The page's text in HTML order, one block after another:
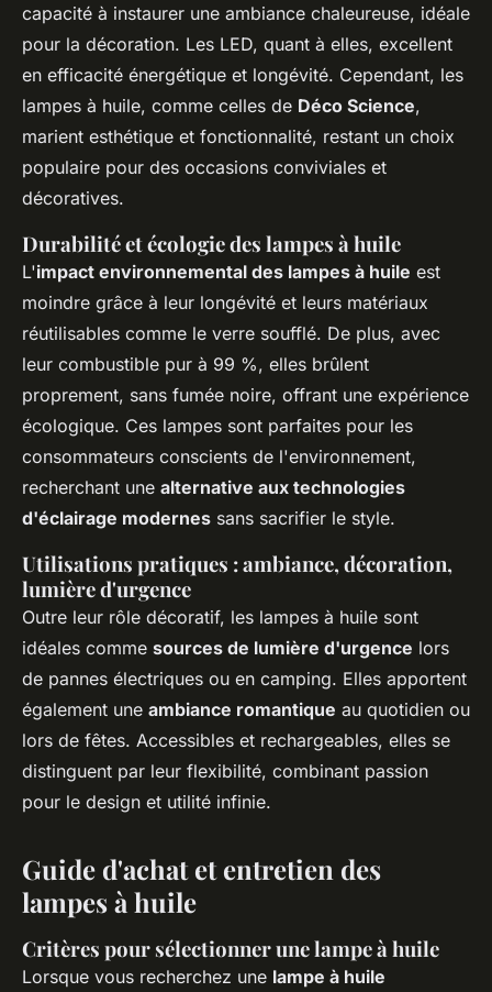
capacité à instaurer une ambiance chaleureuse, idéale
pour la décoration. Les LED, quant à elles, excellent
en efficacité énergétique et longévité. Cependant, les
lampes à huile, comme celles de Déco Science,
marient esthétique et fonctionnalité, restant un choix
populaire pour des occasions conviviales et
décoratives.
Durabilité et écologie des lampes à huile
L'impact environnemental des lampes à huile est
moindre grâce à leur longévité et leurs matériaux
réutilisables comme le verre soufflé. De plus, avec
leur combustible pur à 99 %, elles brûlent
proprement, sans fumée noire, offrant une expérience
écologique. Ces lampes sont parfaites pour les
consommateurs conscients de l'environnement,
recherchant une alternative aux technologies
d'éclairage modernes sans sacrifier le style.
Utilisations pratiques : ambiance, décoration,
lumière d'urgence
Outre leur rôle décoratif, les lampes à huile sont
idéales comme sources de lumière d'urgence lors
de pannes électriques ou en camping. Elles apportent
également une ambiance romantique au quotidien ou
lors de fêtes. Accessibles et rechargeables, elles se
distinguent par leur flexibilité, combinant passion
pour le design et utilité infinie.
Guide d'achat et entretien des
lampes à huile
Critères pour sélectionner une lampe à huile
Lorsque vous recherchez une lampe à huile